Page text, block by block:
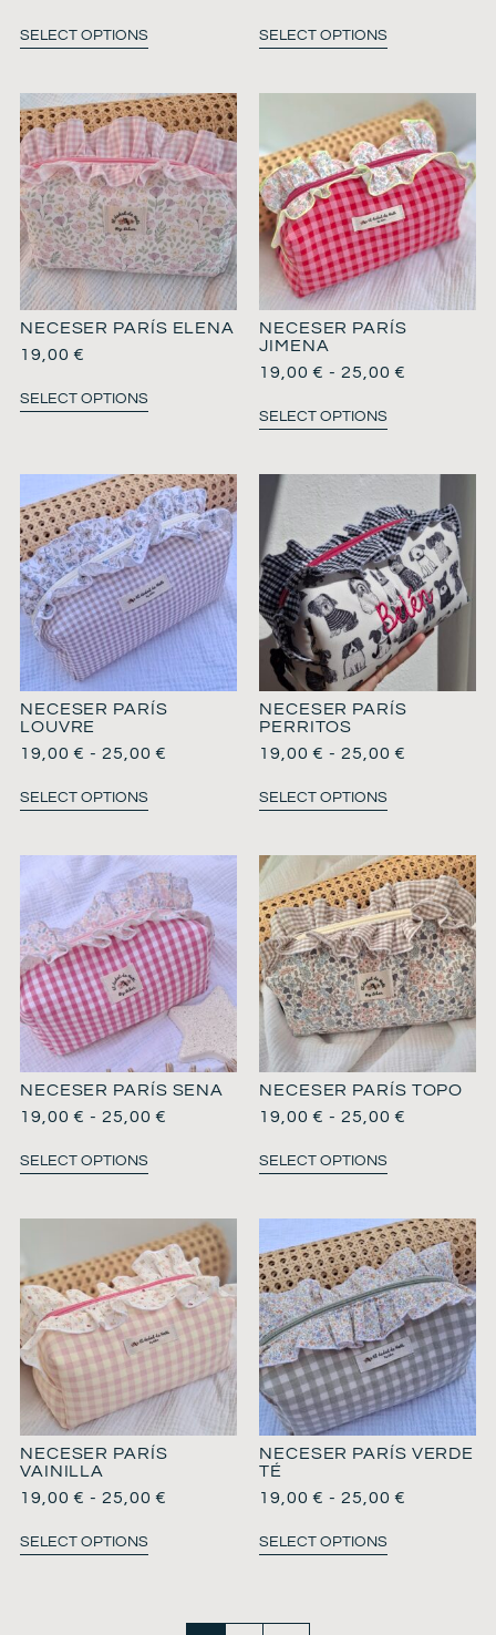
SELECT OPTIONS SELECT OPTIONS
NECESER PARÍS ELENA
19,00€
SELECT OPTIONS
NECESER PARÍS
JIMENA
19,00€ - 25,00€
SELECT OPTIONS
NECESER PARÍS
LOUVRE
19,00€ - 25,00€
SELECT OPTIONS
NECESER PARÍS
PERRITOS
19,00€ - 25,00€
SELECT OPTIONS
NECESER PARÍS SENA
19,00€ - 25,00€
SELECT OPTIONS
NECESER PARÍS TOPO
19,00€ - 25,00€
SELECT OPTIONS
NECESER PARÍS
VAINILLA
19,00€ - 25,00€
SELECT OPTIONS
NECESER PARÍS VERDE
TÉ
19,00€ - 25,00€
SELECT OPTIONS